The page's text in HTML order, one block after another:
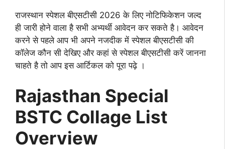
राजस्थान स्पेशल बीएसटीसी 2026 के लिए नोटिफिकेशन जल्द
ही जारी होने वाला है सभी अभ्यर्थी आवेदन कर सकते है। आवेदन
करने से पहले आप भी अपने नजदीक में स्पेशल बीएसटीसी की
कॉलेज कौन सी देखिए और कहां से स्पेशल बीएसटीसी करें जानना
चाहते है तो आप इस आर्टिकल को पूरा पढ़े ।
Rajasthan Special
BSTC Collage List
Overview